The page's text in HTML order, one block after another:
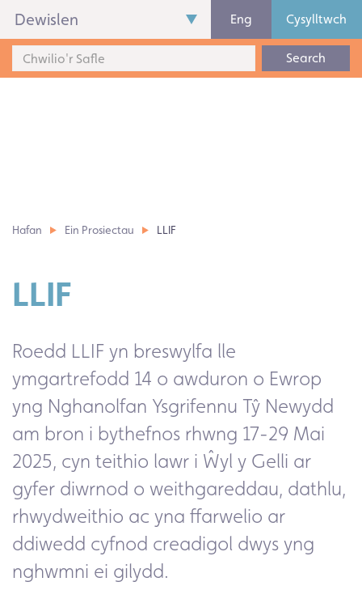
Dewislen Eng Cysylltwch
Search
Hafan Ein Prosiectau LLIF
LLIF
Roedd LLIF yn breswylfa lle
ymgartrefodd 14 o awduron o Ewrop
yng Nghanolfan Ysgrifennu Tŷ Newydd
am bron i bythefnos rhwng 17-29 Mai
2025, cyn teithio lawr i Ŵyl y Gelli ar
gyfer diwrnod o weithgareddau, dathlu,
rhwydweithio ac yna ffarwelio ar
ddiwedd cyfnod creadigol dwys yng
nghwmni ei gilydd.